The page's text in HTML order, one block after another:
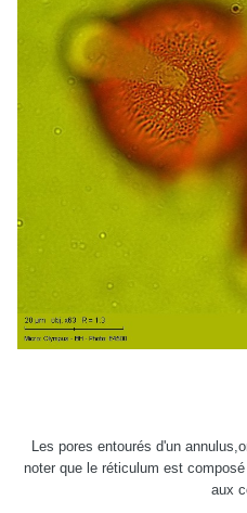
Les pores entourés d'un
noter que le réticulum est
aux